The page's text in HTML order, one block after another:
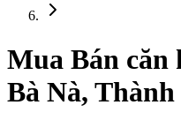
Mua Bán căn
Bà Nà,